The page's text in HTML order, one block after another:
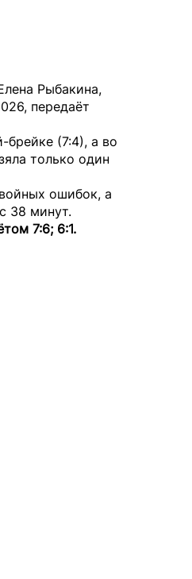
Рыбакина,
передаёт
брейке (7:4), а во
только один
ошибок, а
38 минут.
7:6; 6:1.